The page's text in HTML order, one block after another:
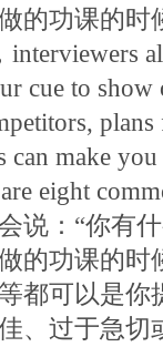
的功课的时
cue to
can make
eight
说：“你有
的功课的时
都可以是你
、过于急切